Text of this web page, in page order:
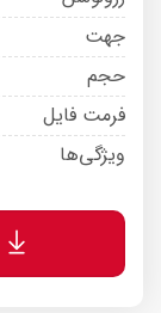
جهت
حجم
فرمت فایل
ویژگی‌ها